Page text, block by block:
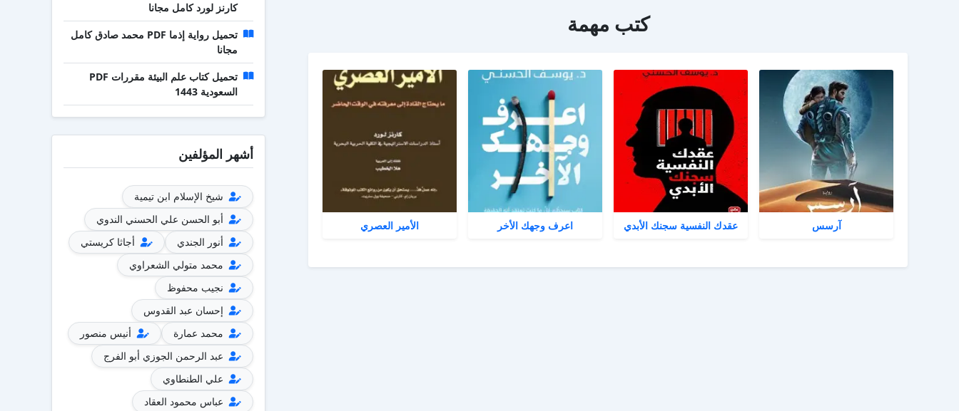
كتب مهمة
آرسس عقدك النفسية سجنك الأبدي اعرف وجهك الأخر الأمير العصري
كارنز لورد كامل مجانا
تحميل رواية إذما PDF محمد صادق كامل
مجانا
تحميل كتاب علم البيئة مقررات PDF
السعودية 1443
أشهر المؤلفين
شيخ الإسلام ابن تيمية
أبو الحسن علي الحسني الندوي
أنور الجندي
أجاثا كريستي
محمد متولي الشعراوي
نجيب محفوظ
إحسان عبد القدوس
محمد عمارة
أنيس منصور
عبد الرحمن الجوزي أبو الفرج
علي الطنطاوي
عباس محمود العقاد